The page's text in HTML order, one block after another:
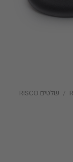
/ שלטים RISCO